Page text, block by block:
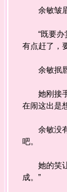
余敏皱眉
“既要办赏
有点赶了，
余敏抿唇
她刚接手
在闹这出是
余敏没有
吧。
她的笑让
成。”